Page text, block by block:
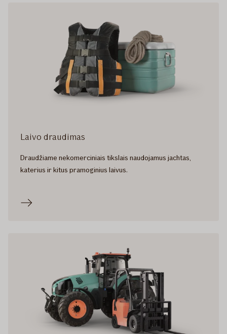
Laivo draudimas
Draudžiame nekomerciniais tikslais naudojamus jachtas,
katerius ir kitus pramoginius laivus.